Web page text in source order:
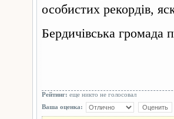
особистих рекордів,
Бердичівська громада
Рейтинг: еще никто не голосовал
Ваша оценка: